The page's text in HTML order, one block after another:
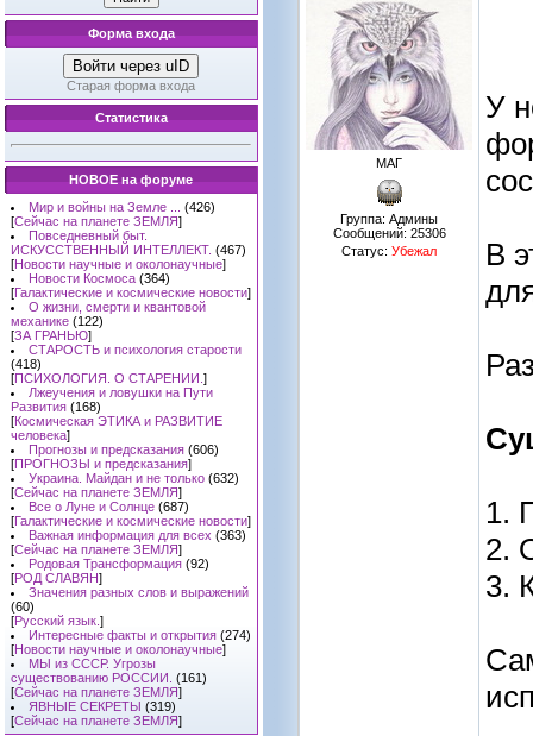
Форма входа
Войти через uID
Старая форма входа
Статистика
НОВОЕ на форуме
Мир и войны на Земле ...
(426)
[Сейчас на планете ЗЕМЛЯ]
Повседневный быт.
ИСКУССТВЕННЫЙ ИНТЕЛЛЕКТ. (467)
[Новости научные и околонаучные]
Новости Космоса (364)
[Галактические и космические новости]
О жизни, смерти и квантовой
механике (122)
[ЗА ГРАНЬЮ]
СТАРОСТЬ и психология старости
(418)
[ПСИХОЛОГИЯ. О СТАРЕНИИ. ]
Лжеучения и ловушки на Пути
Развития (168)
[Космическая ЭТИКА и РАЗВИТИЕ
человека]
Прогнозы и предсказания (606)
[ПРОГНОЗЫ и предсказания]
Украина. Майдан и не только (632)
[Сейчас на планете ЗЕМЛЯ]
Все о Луне и Солнце (687)
[Галактические и космические новости]
Важная информация для всех (363)
[Сейчас на планете ЗЕМЛЯ]
Родовая Трансформация (92)
[РОД СЛАВЯН]
Значения разных слов и выражений
(60)
[Русский язык. ]
Интересные факты и открытия (274)
[Новости научные и околонаучные]
МЫ из СССР. Угрозы
существованию РОССИИ. (161)
[Сейчас на планете ЗЕМЛЯ]
ЯВНЫЕ СЕКРЕТЫ (319)
[Сейчас на планете ЗЕМЛЯ]
МАГ
Группа: Админы
Сообщений: 25306
Статус: Убежал
У
В
1.
2.
3.